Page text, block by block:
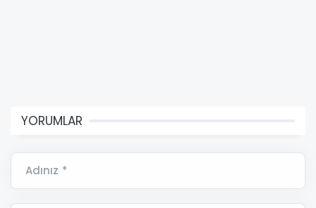
YORUMLAR
Adınız *